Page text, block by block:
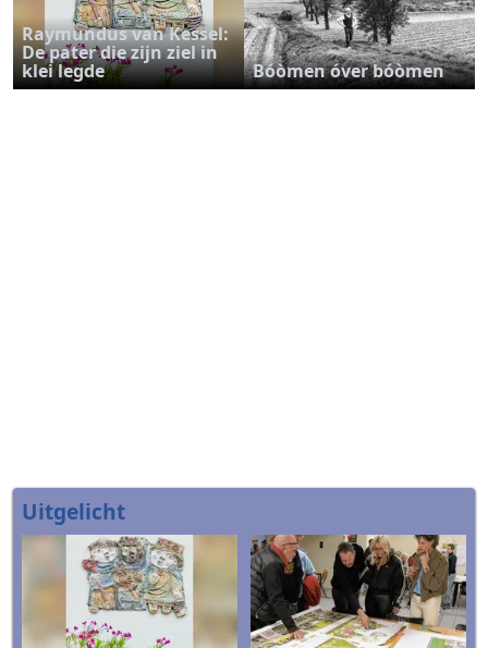
Raymundus van Kessel:
De pater die zijn ziel in
klei legde Bóòmen óver bóòmen
Uitgelicht